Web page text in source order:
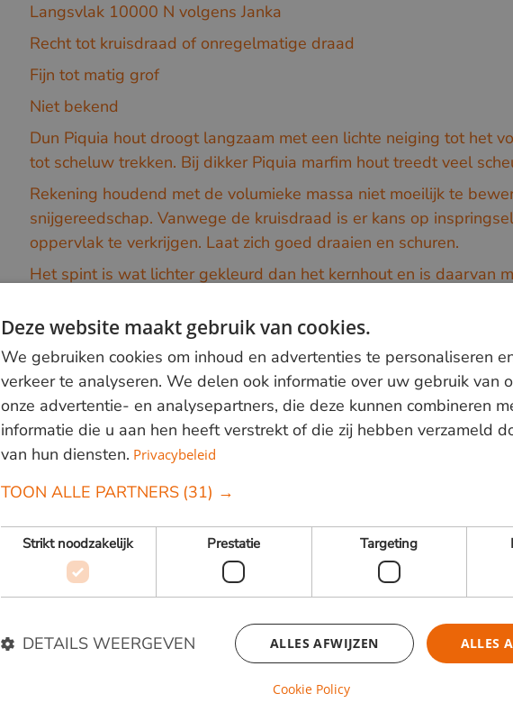
Langsvlak 10000 N volgens Janka
Recht tot kruisdraad of onregelmatige draad
Fijn tot matig grof
Niet bekend
Dun Piquia hout droogt langzaam met een lichte neiging tot het
tot scheluw trekken. Bij dikker Piquia marfim hout treedt veel
Rekening houdend met de volumieke massa niet moeilijk te
snijgereedschap. Vanwege de kruisdraad is er kans op
oppervlak te verkrijgen. Laat zich goed draaien en schuren.
Het spint is wat lichter gekleurd dan het kernhout en is daarvan
Moeilijk, voorboren is bij Piquia hout noodzakelijk
Goed. Glad afwerken matig goed
Aspidosperma desmanthum
Piquia marfim hardhout groeit in tropisch Midden- en Zuid-
Araracanga, kromanti kopi (Suriname)
Piquia marfim staat genoemd in de NEN 5493 'Kwaliteitseisen
Apocynaceae
Deze website maakt gebruik van cookies.
We gebruiken cookies om inhoud en advertenties te personaliseren
verkeer te analyseren. We delen ook informatie over uw gebruik van
onze advertentie- en analysepartners, die deze kunnen combineren
informatie die u aan hen heeft verstrekt of die zij hebben verzameld
van hun diensten. Privacybeleid
TOON ALLE PARTNERS (31) →
Strikt noodzakelijk Prestatie Targeting
ALLES
ALLES AFWIJZEN
DETAILS WEERGEVEN
Cookie Policy